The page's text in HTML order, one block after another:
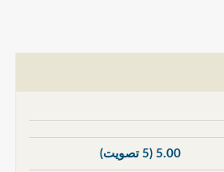
5.00 (5 تصويت)